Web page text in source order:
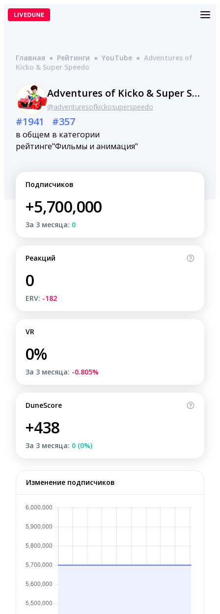
Перейти
Главная ● Рейтинги ● YouTube ● Adventures of
Kicko & Super Speedo
Adventures of Kicko & Super Speedo
@adventuresofkickosuperspeedo
#1941
в общем
рейтинге
#357
в категории
"Фильмы и анимация"
Подписчиков
+5,700,000
За 3 месяца: 0
Реакций
0
ERV: -182
VR
0%
За 3 месяца: -0.805%
DuneScore
+438
За 3 месяца: 0 (0%)
Изменение подписчиков